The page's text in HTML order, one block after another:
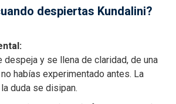
despiertas Kundalini?
despeja y se llena de claridad, de una
habías experimentado antes. La
duda se disipan.